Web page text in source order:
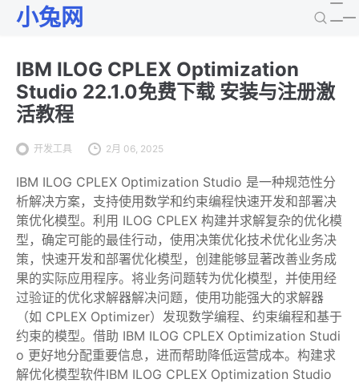
小兔网
IBM ILOG CPLEX Optimization
Studio 22.1.0免费下载 安装与注册激
活教程
开发工具 2月 06, 2025
IBM ILOG CPLEX Optimization Studio 是一种规范性分
析解决方案，支持使用数学和约束编程快速开发和部署决
策优化模型。利用 ILOG CPLEX 构建并求解复杂的优化模
型，确定可能的最佳行动，使用决策优化技术优化业务决
策，快速开发和部署优化模型，创建能够显著改善业务成
果的实际应用程序。将业务问题转为优化模型，并使用经
过验证的优化求解器解决问题，使用功能强大的求解器
（如 CPLEX Optimizer）发现数学编程、约束编程和基于
约束的模型。借助 IBM ILOG CPLEX Optimization Studi
o 更好地分配重要信息，进而帮助降低运营成本。构建求
解优化模型软件IBM ILOG CPLEX Optimization Studio